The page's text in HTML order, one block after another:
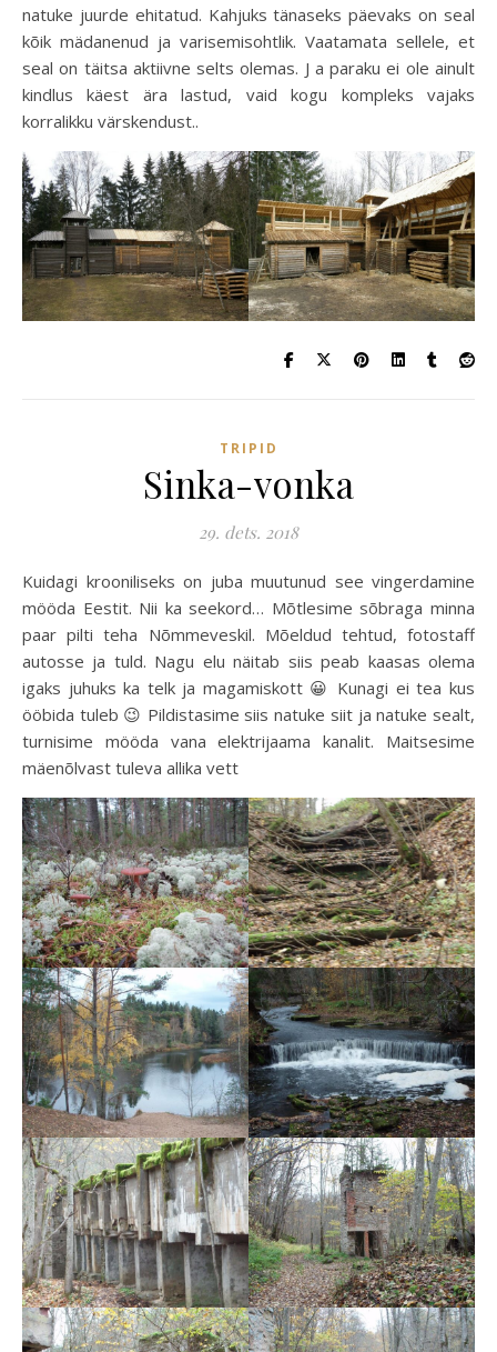
natuke juurde ehitatud. Kahjuks tänaseks päevaks on seal
kõik mädanenud ja varisemisohtlik. Vaatamata sellele, et
seal on täitsa aktiivne selts olemas. J a paraku ei ole ainult
kindlus käest ära lastud, vaid kogu kompleks vajaks
korralikku värskendust..
TRIPID
Sinka-vonka
29. dets. 2018
Kuidagi krooniliseks on juba muutunud see vingerdamine
mööda Eestit. Nii ka seekord… Mõtlesime sõbraga minna
paar pilti teha Nõmmeveskil. Mõeldud tehtud, fotostaff
autosse ja tuld. Nagu elu näitab siis peab kaasas olema
igaks juhuks ka telk ja magamiskott 😀 Kunagi ei tea kus
ööbida tuleb 😉 Pildistasime siis natuke siit ja natuke sealt,
turnisime mööda vana elektrijaama kanalit. Maitsesime
mäenõlvast tuleva allika vett